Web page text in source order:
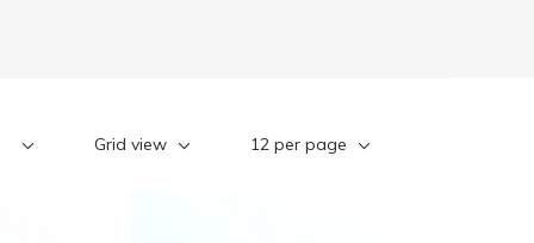
Grid view 12 per page